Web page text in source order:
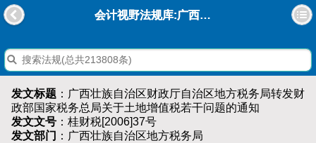
会计视野法规库:广西壮族自治区财政厅自治区地方税务局转发财政部国家税务总局关于土地增值税若干问题的通知
发文标题 ：广西壮族自治区财政厅自治区地方税务局转发财
政部国家税务总局关于土地增值税若干问题的通知
发文文号 ：桂财税[2006]37号
发文部门 ：广西壮族自治区地方税务局